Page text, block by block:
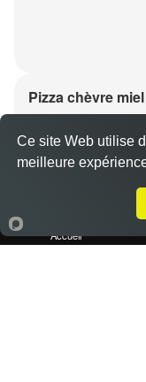
Pizza chèvre miel
11.40 €
Base crème,
Accueil
Ce site Web utilise
meilleure